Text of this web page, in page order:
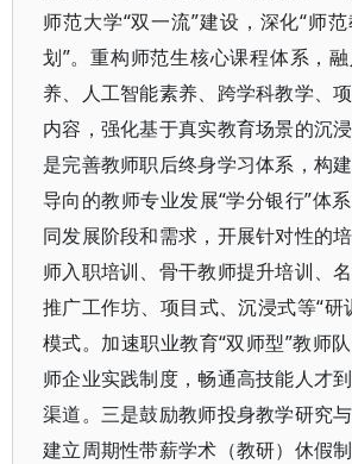
师范大学“双一流”建设，深化“师
划”。重构师范生核心课程体系，
养、人工智能素养、跨学科教学、
内容，强化基于真实教育场景的沉
是完善教师职后终身学习体系，构
导向的教师专业发展“学分银行”体
同发展阶段和需求，开展针对性的
师入职培训、骨干教师提升培训、
推广工作坊、项目式、沉浸式等“研
模式。加速职业教育“双师型”教师
师企业实践制度，畅通高技能人才
渠道。三是鼓励教师投身教学研究
建立周期性带薪学术（教研）休假